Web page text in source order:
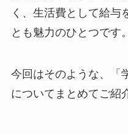
く、生活費として給与
とも魅力のひとつです。
今回はそのような、「
についてまとめてご紹